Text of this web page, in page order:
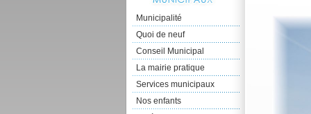
Municipalité
Quoi de neuf
Conseil Municipal
La mairie pratique
Services municipaux
Nos enfants